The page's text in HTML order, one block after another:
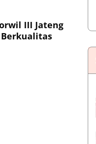
III Jateng
Berkualitas